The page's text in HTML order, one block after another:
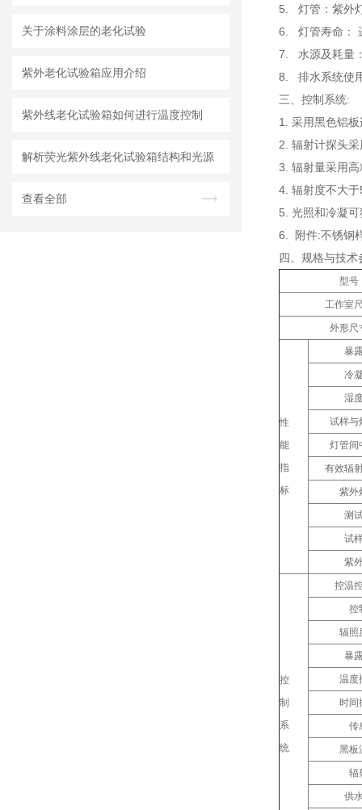
关于涂料涂层的老化试验
紫外老化试验箱应用介绍
紫外线老化试验箱如何进行温度控制
解析荧光紫外线老化试验箱结构和光源
查看全部
5.
灯管：紫外
6.
灯管寿命：
7.
水源及耗量
8.
排水系统使
三、 控制系统:
1. 采用黑色铝
2. 辐射计探头
3. 辐射量采用
4. 辐射度不大于
5. 光照和冷凝
6. 附件:不锈钢
四、规格与技术
型号
工作室
外形尺
性
能
指
标
暴
冷
湿
试样与
灯管间
有效辐
紫外
测
试
紫
控
制
系
统
控温
控
辐照
暴
温度
时间
传
黑板
辐
供